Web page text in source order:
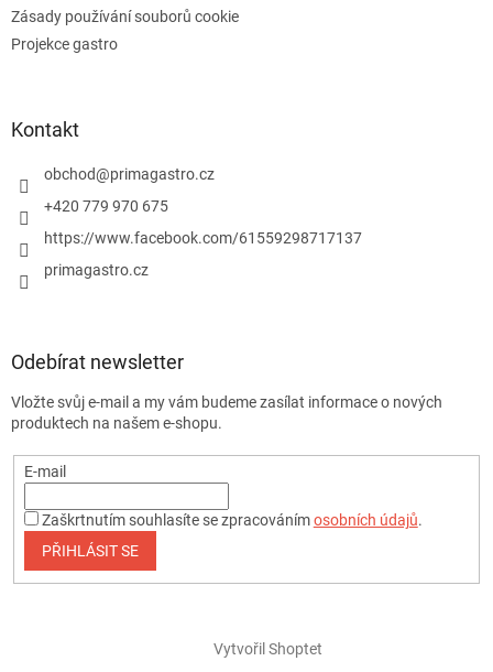
Zásady používání souborů cookie
Projekce gastro
Kontakt
obchod@primagastro.cz
+420 779 970 675
https://www.facebook.com/61559298717137
primagastro.cz
Odebírat newsletter
Vložte svůj e-mail a my vám budeme zasílat informace o nových
produktech na našem e-shopu.
E-mail
Zaškrtnutím souhlasíte se zpracovánímosobních údajů.
PŘIHLÁSIT SE
Vytvořil Shoptet